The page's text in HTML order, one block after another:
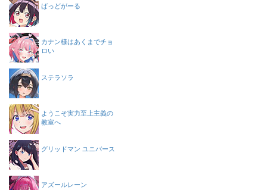
ばっどがーる
カナン様はあくまでチョ
ロい
ステラソラ
ようこそ実力至上主義の
教室へ
グリッドマン ユニバース
アズールレーン